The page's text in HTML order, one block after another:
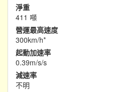
淨重
411 噸
營運最高速度
300km/h*
起動加速率
0.39m/s/s
減速率
不明